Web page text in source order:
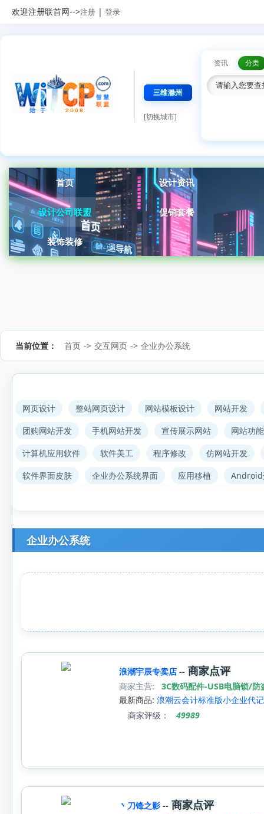
欢迎注册联首网-->注册 | 登录
三维滁州
[切换城市]
资讯 分类
首页 设计资讯
设计公司联盟 促销套餐
装饰装修
当前位置： 首页 -> 交互网页 -> 企业办公系统
网页设计 整站网页设计 网站模板设计
网站开发
团购网站开发
手机网站开发 宣传展示网站
网站功
计算机应用软件
软件美工 程序修改
仿网站开发
软件界面皮肤
企业办公系统界面 应用移植 Android
企业办公系统
浪潮宇辰专卖店 -- 商家点评
商家主营:
3C数码配件-USB电脑锁/防
最新商品: 浪潮云会计标准版小企业代
商家评级：
49989
丶刀锋之影 -- 商家点评